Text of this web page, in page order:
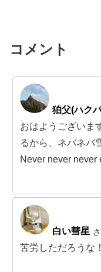
コメント
狛父(ハク
おはようございま
るから、ネバネバ
Never never
白い彗星
苦労しただろうな